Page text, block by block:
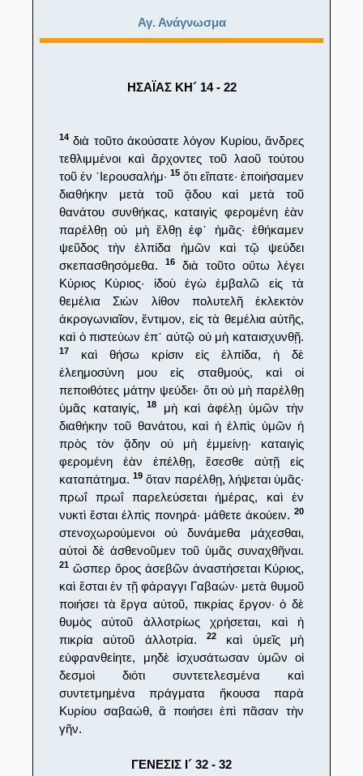
Αγ. Ανάγνωσμα
ΗΣΑΪΑΣ ΚΗ´ 14 - 22
14 διὰ τοῦτο ἀκούσατε λόγον Κυρίου, ἄνδρες
τεθλιμμένοι καὶ ἄρχοντες τοῦ λαοῦ τούτου
τοῦ ἐν ᾿Ιερουσαλήμ· 15 ὅτι εἴπατε· ἐποιήσαμεν
διαθήκην μετὰ τοῦ ᾅδου καὶ μετὰ τοῦ
θανάτου συνθήκας, καταιγὶς φερομένη ἐὰν
παρέλθῃ οὐ μὴ ἔλθῃ ἐφ᾿ ἡμᾶς· ἐθήκαμεν
ψεῦδος τὴν ἐλπίδα ἡμῶν καὶ τῷ ψεύδει
σκεπασθησόμεθα.
16
διὰ τοῦτο οὕτω λέγει
Κύριος Κύριος· ἰδοὺ ἐγὼ ἐμβαλῶ εἰς τὰ
θεμέλια Σιὼν λίθον πολυτελῆ ἐκλεκτὸν
ἀκρογωνιαῖον, ἔντιμον, εἰς τὰ θεμέλια αὐτῆς,
καὶ ὁ πιστεύων ἐπ᾿ αὐτῷ οὐ μὴ καταισχυνθῇ.
17
καὶ θήσω κρίσιν εἰς ἐλπίδα, ἡ δὲ
ἐλεημοσύνη μου εἰς σταθμούς, καὶ οἱ
πεποιθότες μάτην ψεύδει· ὅτι οὐ μὴ παρέλθῃ
ὑμᾶς καταιγίς,
18μὴ καὶ ἀφέλῃ ὑμῶν τὴν
διαθήκην τοῦ θανάτου, καὶ ἡ ἐλπὶς ὑμῶν ἡ
πρὸς τὸν ᾅδην οὐ μὴ ἐμμείνῃ· καταιγὶς
φερομένη ἐὰν ἐπέλθῃ, ἔσεσθε αὐτῇ εἰς
καταπάτημα. 19 ὅταν παρέλθῃ, λήψεται ὑμᾶς·
πρωΐ πρωΐ παρελεύσεται ἡμέρας, καὶ ἐν
νυκτὶ ἔσται ἐλπὶς πονηρά· μάθετε ἀκούειν. 20
στενοχωρούμενοι οὐ δυνάμεθα μάχεσθαι,
αὐτοὶ δὲ ἀσθενοῦμεν τοῦ ὑμᾶς συναχθῆναι.
21 ὥσπερ ὄρος ἀσεβῶν ἀναστήσεται Κύριος,
καὶ ἔσται ἐν τῇ φάραγγι Γαβαών· μετὰ θυμοῦ
ποιήσει τὰ ἔργα αὐτοῦ, πικρίας ἔργον· ὁ δὲ
θυμὸς αὐτοῦ ἀλλοτρίως χρήσεται, καὶ ἡ
πικρία αὐτοῦ ἀλλοτρία.
22
καὶ ὑμεῖς μὴ
εὐφρανθείητε, μηδὲ ἰσχυσάτωσαν ὑμῶν οἱ
δεσμοὶ διότι συντετελεσμένα καὶ
συντετμημένα πράγματα ἤκουσα παρὰ
Κυρίου σαβαώθ, ἃ ποιήσει ἐπὶ πᾶσαν τὴν
γῆν.
ΓΕΝΕΣΙΣ Ι´ 32 - 32